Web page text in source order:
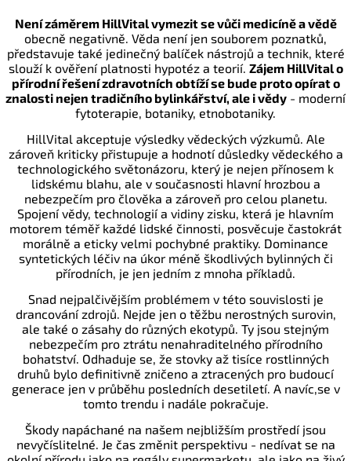
Není záměrem HillVital vymezit se vůči medicíně a vědě
obecně negativně. Věda není jen souborem poznatků,
představuje také jedinečný balíček nástrojů a technik, které
slouží k ověření platnosti hypotéz a teorií. Zájem HillVital o
přírodní řešení zdravotních obtíží se bude proto opírat o
znalosti nejen tradičního bylinkářství, ale i vědy - moderní
fytoterapie, botaniky, etnobotaniky.
HillVital akceptuje výsledky vědeckých výzkumů. Ale
zároveň kriticky přistupuje a hodnotí důsledky vědeckého a
technologického světonázoru, který je nejen přínosem k
lidskému blahu, ale v současnosti hlavní hrozbou a
nebezpečím pro člověka a zároveň pro celou planetu.
Spojení vědy, technologií a vidiny zisku, která je hlavním
motorem téměř každé lidské činnosti, posvěcuje častokrát
morálně a eticky velmi pochybné praktiky. Dominance
syntetických léčiv na úkor méně škodlivých bylinných či
přírodních, je jen jedním z mnoha příkladů.
Snad nejpalčivějším problémem v této souvislosti je
drancování zdrojů. Nejde jen o těžbu nerostných surovin,
ale také o zásahy do různých ekotypů. Ty jsou stejným
nebezpečím pro ztrátu nenahraditelného přírodního
bohatství. Odhaduje se, že stovky až tisíce rostlinných
druhů bylo definitivně zničeno a ztracených pro budoucí
generace jen v průběhu posledních desetiletí. A navíc,se v
tomto trendu i nadále pokračuje.
Škody napáchané na našem nejbližším prostředí jsou
nevyčíslitelné. Je čas změnit perspektivu - nedívat se na